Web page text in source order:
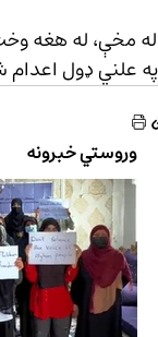
وروستي خبرونه